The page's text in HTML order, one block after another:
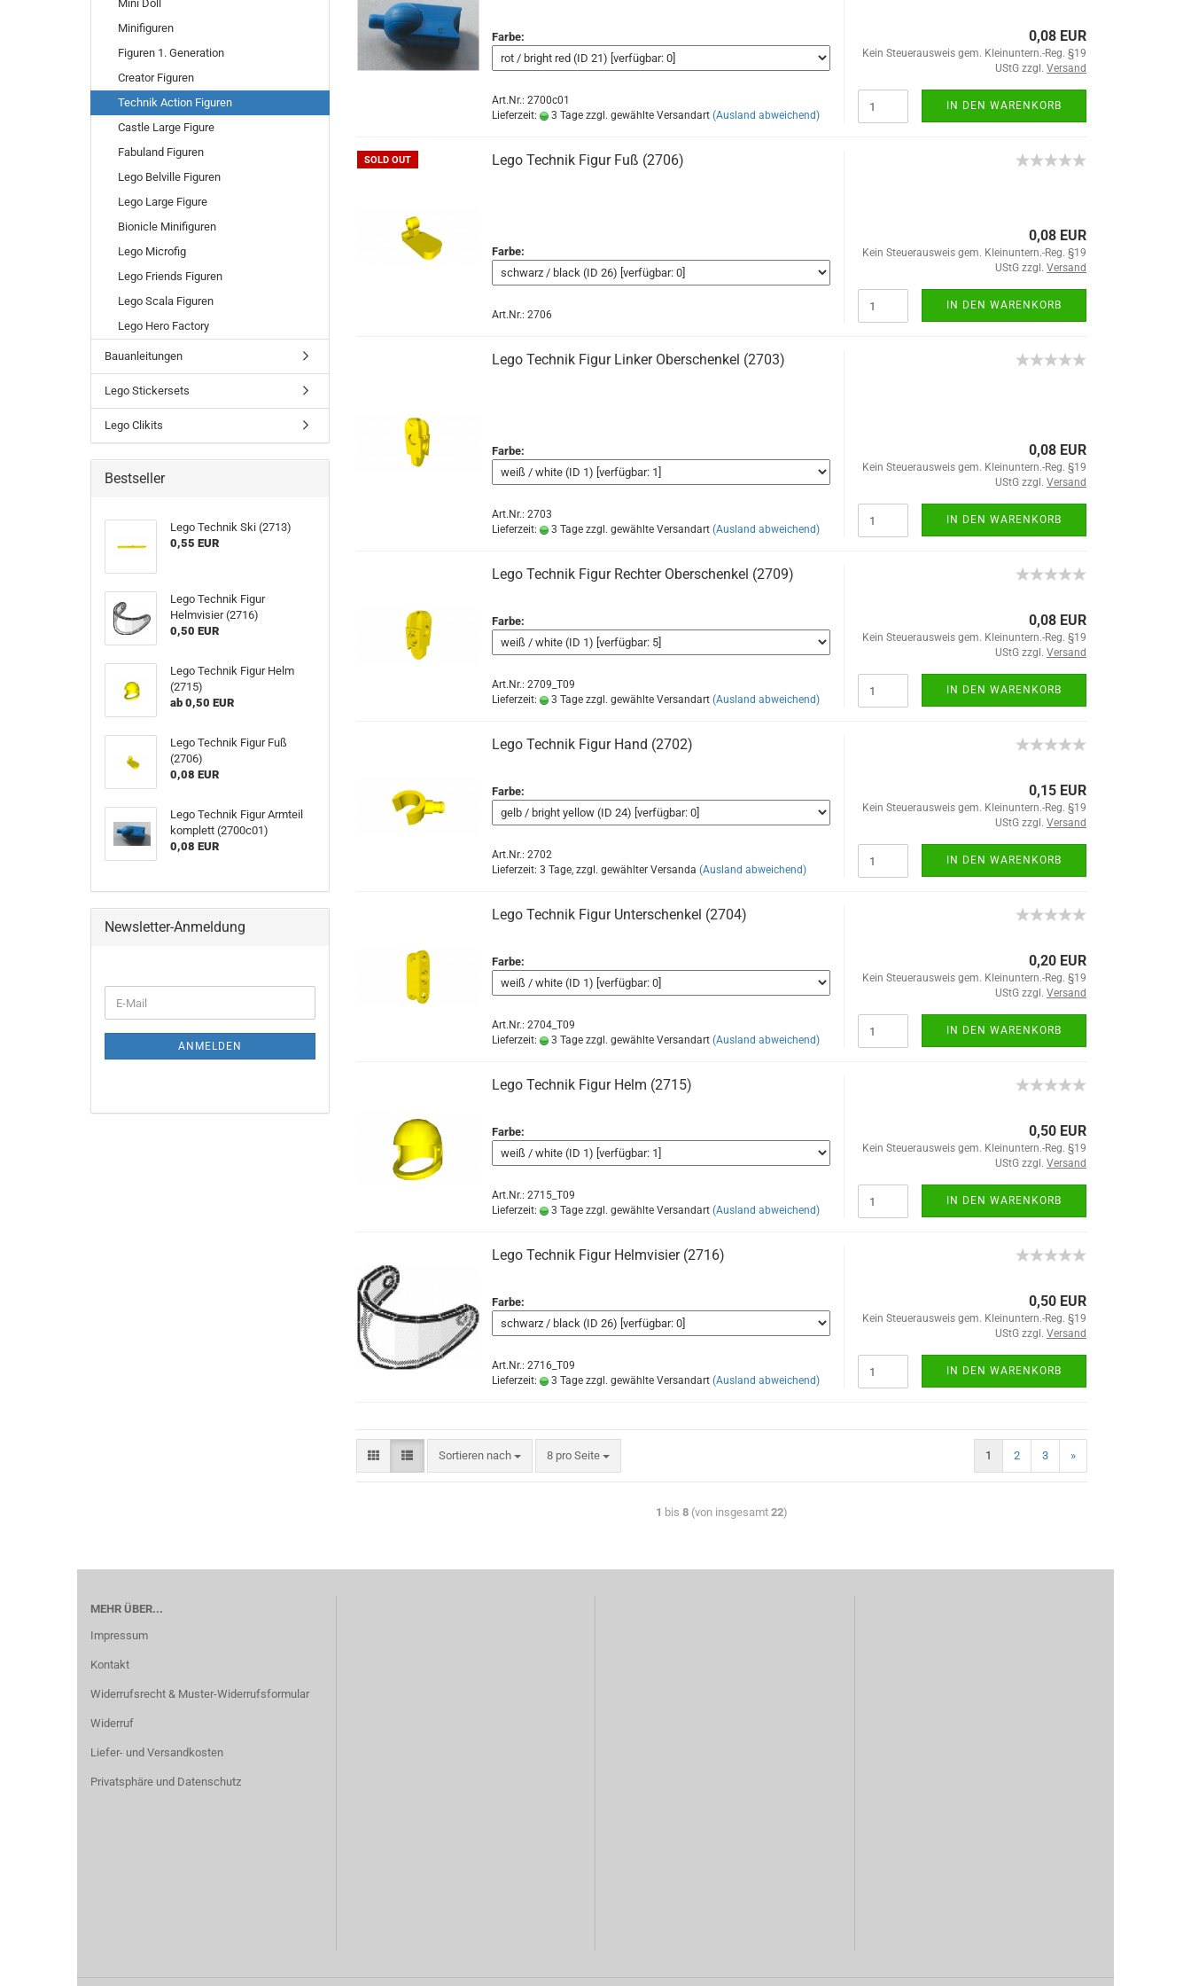
Farbe:
Art.Nr.: 2700c01
Lieferzeit:
3 Tage zzgl. gewählte Versandart (Ausland abweichend)
0,08 EUR
Kein Steuerausweis gem. Kleinuntern.-Reg. §19
UStG zzgl. Versand
IN DEN WARENKORB
SOLD OUT Lego Technik Figur Fuß (2706)
Farbe:
Art.Nr.: 2706
0,08 EUR
Kein Steuerausweis gem. Kleinuntern.-Reg. §19
UStG zzgl. Versand
IN DEN WARENKORB
Lego Technik Figur Linker Oberschenkel (2703)
Farbe:
Art.Nr.: 2703
Lieferzeit:
3 Tage zzgl. gewählte Versandart (Ausland abweichend)
0,08 EUR
Kein Steuerausweis gem. Kleinuntern.-Reg. §19
UStG zzgl. Versand
IN DEN WARENKORB
Lego Technik Figur Rechter Oberschenkel (2709)
Farbe:
Art.Nr.: 2709_T09
Lieferzeit:
3 Tage zzgl. gewählte Versandart (Ausland abweichend)
0,08 EUR
Kein Steuerausweis gem. Kleinuntern.-Reg. §19
UStG zzgl. Versand
IN DEN WARENKORB
Lego Technik Figur Hand (2702)
Farbe:
Art.Nr.: 2702
Lieferzeit: 3 Tage, zzgl. gewählter Versanda (Ausland abweichend)
0,15 EUR
Kein Steuerausweis gem. Kleinuntern.-Reg. §19
UStG zzgl. Versand
IN DEN WARENKORB
Lego Technik Figur Unterschenkel (2704)
Farbe:
Art.Nr.: 2704_T09
Lieferzeit:
3 Tage zzgl. gewählte Versandart (Ausland abweichend)
0,20 EUR
Kein Steuerausweis gem. Kleinuntern.-Reg. §19
UStG zzgl. Versand
IN DEN WARENKORB
Lego Technik Figur Helm (2715)
Farbe:
Art.Nr.: 2715_T09
Lieferzeit:
3 Tage zzgl. gewählte Versandart (Ausland abweichend)
0,50 EUR
Kein Steuerausweis gem. Kleinuntern.-Reg. §19
UStG zzgl. Versand
IN DEN WARENKORB
Lego Technik Figur Helmvisier (2716)
Farbe:
Art.Nr.: 2716_T09
Lieferzeit:
3 Tage zzgl. gewählte Versandart (Ausland abweichend)
0,50 EUR
Kein Steuerausweis gem. Kleinuntern.-Reg. §19
UStG zzgl. Versand
IN DEN WARENKORB
Sortieren nach 8 pro Seite 1 2 3 »
1 bis 8 (von insgesamt 22)
Mini Doll
Minifiguren
Figuren 1. Generation
Creator Figuren
Technik Action Figuren
Castle Large Figure
Fabuland Figuren
Lego Belville Figuren
Lego Large Figure
Bionicle Minifiguren
Lego Microfig
Lego Friends Figuren
Lego Scala Figuren
Lego Hero Factory
Bauanleitungen
Lego Stickersets
Lego Clikits
Bestseller
Lego Technik Ski (2713)
0,55 EUR
Lego Technik Figur
Helmvisier (2716)
0,50 EUR
Lego Technik Figur Helm
(2715)
ab 0,50 EUR
Lego Technik Figur Fuß
(2706)
0,08 EUR
Lego Technik Figur Armteil
komplett (2700c01)
0,08 EUR
Newsletter-Anmeldung
ANMELDEN
MEHR ÜBER...
Impressum
Kontakt
Widerrufsrecht & Muster-Widerrufsformular
Widerruf
Liefer- und Versandkosten
Privatsphäre und Datenschutz